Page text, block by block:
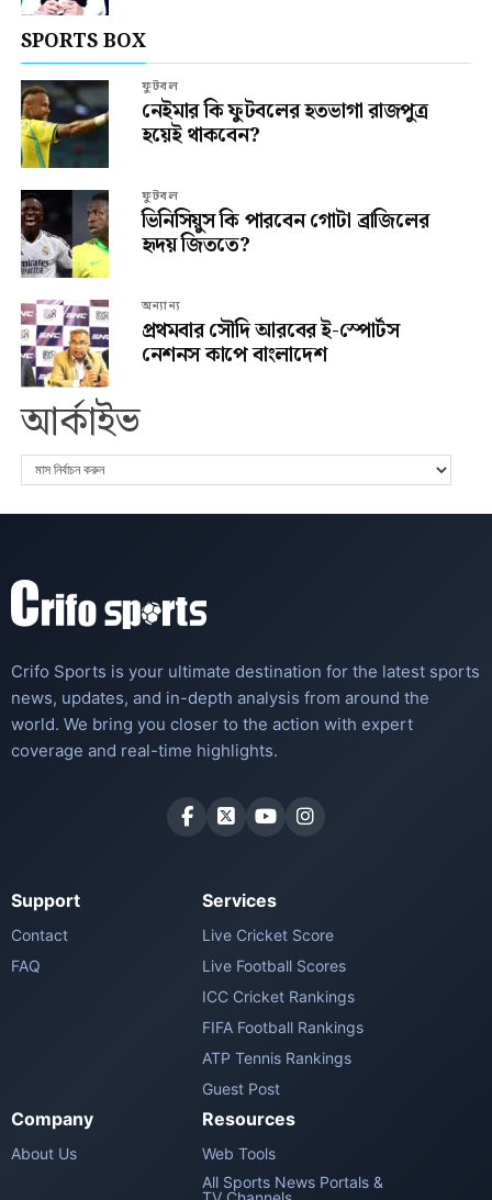
SPORTS BOX
ফুটবল
নেইমার কি ফুটবলের হতভাগা রাজপুত্র
হয়েই থাকবেন?
ফুটবল
ভিনিসিয়ুস কি পারবেন গোটা ব্রাজিলের
হৃদয় জিততে?
অন্যান্য
প্রথমবার সৌদি আরবের ই-স্পোর্টস
নেশনস কাপে বাংলাদেশ
আর্কাইভ
Crifo Sports is your ultimate destination for the latest sports
news, updates, and in-depth analysis from around the
world. We bring you closer to the action with expert
coverage and real-time highlights.
Support
Contact
FAQ
Services
Live Cricket Score
Live Football Scores
ICC Cricket Rankings
FIFA Football Rankings
ATP Tennis Rankings
Guest Post
Company
About Us
Resources
Web Tools
All Sports News Portals &